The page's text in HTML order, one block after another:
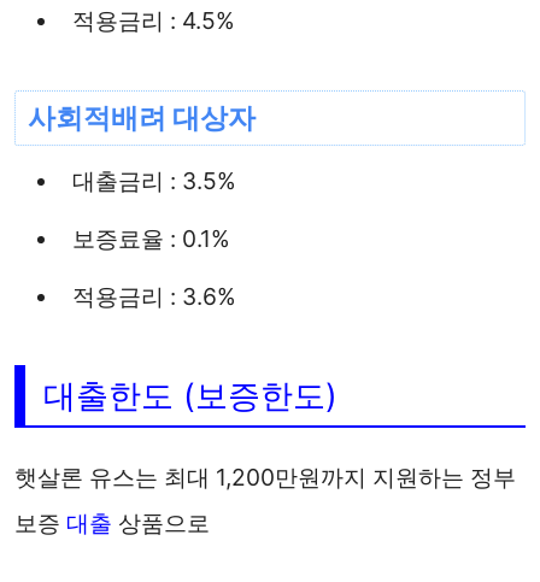
적용금리 : 4.5%
사회적배려 대상자
대출금리 : 3.5%
보증료율 : 0.1%
적용금리 : 3.6%
대출한도 (보증한도)
햇살론 유스는 최대 1,200만원까지 지원하는 정부
보증 대출 상품으로